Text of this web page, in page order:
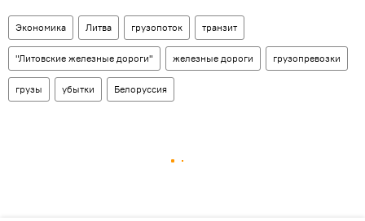
Экономика Литва грузопоток транзит
"Литовские железные дороги" железные дороги грузопревозки
грузы убытки Белоруссия